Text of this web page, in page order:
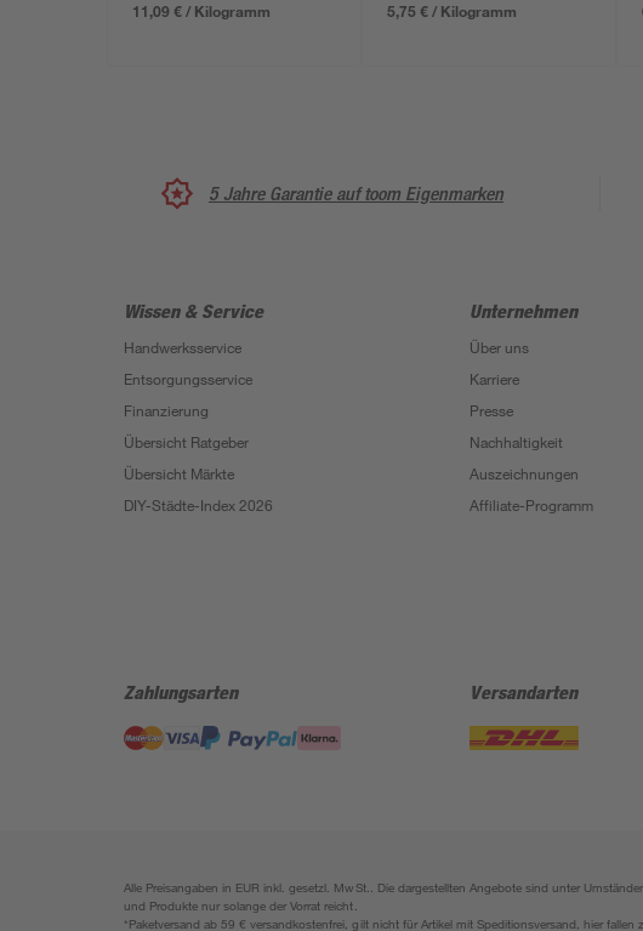
11,09 € / Kilogramm 5,75 € / Kilogramm
5 Jahre Garantie auf toom Eigenmarken
Wissen & Service
Handwerksservice
Entsorgungsservice
Finanzierung
Übersicht Ratgeber
Übersicht Märkte
DIY-Städte-Index 2026
Unternehmen
Über uns
Karriere
Presse
Nachhaltigkeit
Auszeichnungen
Affiliate-Programm
Zahlungsarten Versandarten
Alle Preisangaben in EUR inkl. gesetzl. MwSt.. Die dargestellten Angebote sind unter
und Produkte nur solange der Vorrat reicht.
*Paketversand ab 59 € versandkostenfrei, gilt nicht für Artikel mit Speditionsversand, hier fallen